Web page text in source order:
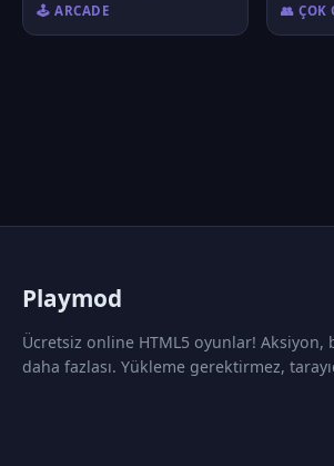
🕹️ ARCADE 👥 ÇOK
Playmod
Ücretsiz online HTML5 oyunlar! Aksiyon,
daha fazlası. Yükleme gerektirmez,